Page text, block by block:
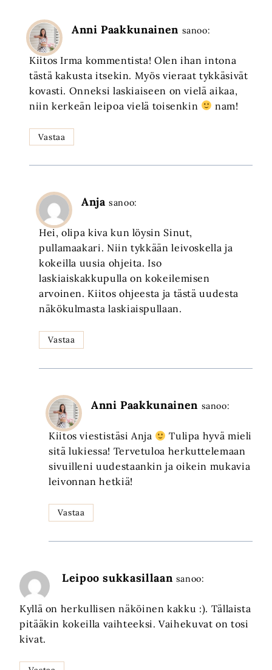
Anni Paakkunainen sanoo:
Kiitos Irma kommentista! Olen ihan intona
tästä kakusta itsekin. Myös vieraat tykkäsivät
kovasti. Onneksi laskiaiseen on vielä aikaa,
niin kerkeän leipoa vielä toisenkin
nam!
Vastaa
Anja sanoo:
Hei, olipa kiva kun löysin Sinut,
pullamaakari. Niin tykkään leivoskella ja
kokeilla uusia ohjeita. Iso
laskiaiskakkupulla on kokeilemisen
arvoinen. Kiitos ohjeesta ja tästä uudesta
näkökulmasta laskiaispullaan.
Vastaa
Anni Paakkunainen sanoo:
Kiitos viestistäsi Anja
Tulipa hyvä mieli
sitä lukiessa! Tervetuloa herkuttelemaan
sivuilleni uudestaankin ja oikein mukavia
leivonnan hetkiä!
Vastaa
Leipoo sukkasillaan sanoo:
Kyllä on herkullisen näköinen kakku :). Tällaista
pitääkin kokeilla vaihteeksi. Vaihekuvat on tosi
kivat.